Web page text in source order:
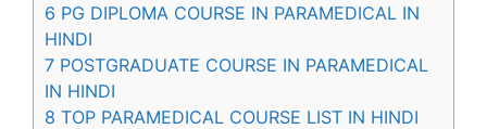
6 PG DIPLOMA COURSE IN PARAMEDICAL IN
HINDI
7 POSTGRADUATE COURSE IN PARAMEDICAL
IN HINDI
8 TOP PARAMEDICAL COURSE LIST IN HINDI